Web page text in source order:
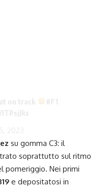
su gomma C3: il
soprattutto sul ritmo
pomeriggio. Nei primi
e depositatosi in